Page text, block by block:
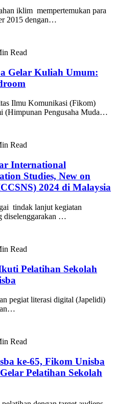
iklim mempertemukan para
2015 dengan…
Read
Gelar Kuliah Umum:
Ilmu Komunikasi (Fikom)
(Himpunan Pengusaha Muda…
Read
International
Studies, New on
2024 di Malaysia
tindak lanjut kegiatan
diselenggarakan …
Read
Pelatihan Sekolah
pegiat literasi digital (Japelidi)
Read
ke-65, Fikom Unisba
Pelatihan Sekolah